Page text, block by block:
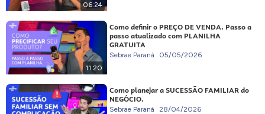
06:24
11:20
Como definir o PREÇO DE VENDA. Passo a
passo atualizado com PLANILHA
GRATUITA
Sebrae Paraná 05/05/2026
Como planejar a SUCESSÃO FAMILIAR do
NEGÓCIO.
Sebrae Paraná 28/04/2026